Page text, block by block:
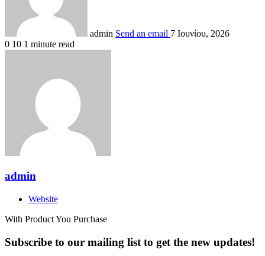
admin Send an email 7 Ιουνίου, 2026
0 10 1 minute read
admin
Website
With Product You Purchase
Subscribe to our mailing list to get the new updates!